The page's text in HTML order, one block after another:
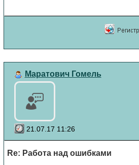
Маратович Гомель
21.07.17 11:26
Re: Работа над ошибками